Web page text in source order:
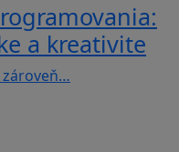
a kreativite
zároveň…